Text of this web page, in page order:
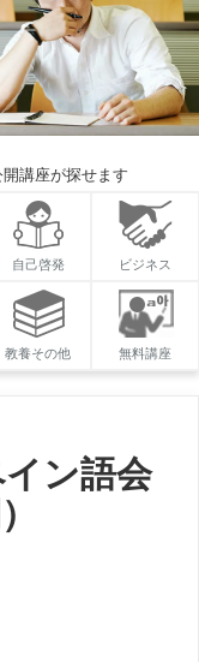
講座が探せます
自己啓発 ビジネス
教養その他 無料講座
ン語会